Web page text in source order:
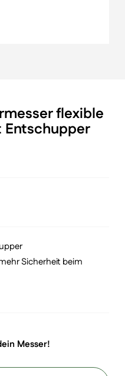
flexible
Entschupper
Sicherheit beim
Messer!